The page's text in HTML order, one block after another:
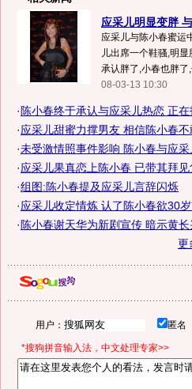
应采儿明显变胖
应采儿与陈小春蜜运
儿出席一个鞋骚,明
承认胖了,小春也胖
08-03-13 10:30
· 陈小春终于承认与应采儿热恋 正
·应采儿甜蜜力撑男友 相信陈小春不
·未受激情照事件影响 陈小春与应
·应采儿果真恋上陈小春 已带其拜
·组图:陈小春提及应采儿言辞闪烁
·应采儿收定情炼 认了陈小春欲30
· 陈小春谢天华为新剧宣传 暗示黄长
更
用户： 匿名
*搜狗拼音输入法，中文处理专家>>